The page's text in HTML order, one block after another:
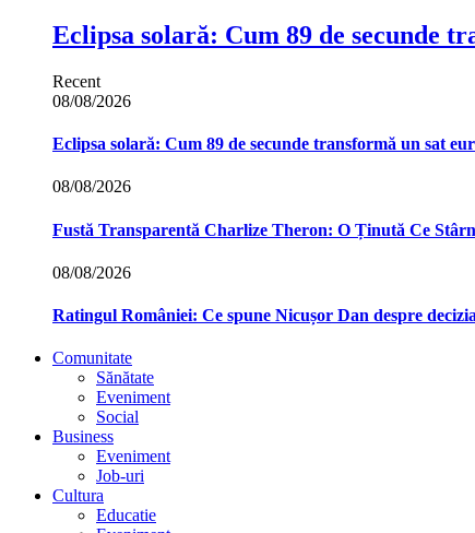
Eclipsa solară: Cum 89 de secunde
Recent
08/08/2026
Eclipsa solară: Cum 89 de secunde transformă un sat
08/08/2026
Fustă Transparentă Charlize Theron: O Ținută Ce
08/08/2026
Ratingul României: Ce spune Nicușor Dan despre
Comunitate
Sănătate
Eveniment
Social
Business
Eveniment
Job-uri
Cultura
Educatie